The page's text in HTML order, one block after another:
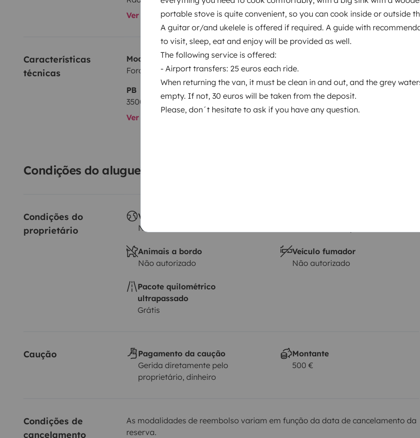
portable stove is quite convenient, so you can cook inside or outside
A guitar or/and ukelele is offered if required. A guide with
to visit, sleep, eat and enjoy will be provided as well.
The following service is offered:
- Airport transfers: 25 euros each ride.
When returning the van, it must be clean in and out, and the grey
empty. If not, 30 euros will be taken from the deposit.
Please, don´t hesitate to ask if you have any question.
Ver todos os equipamentos
Características
técnicas
Modelo
Ford Transit 2,4 l 140 ch
2006
PB
3500 kg
2,57 m
Ver todas as características
Condições do aluguer
Condições do
proprietário
Viagem ao estrangeiro
Não autorizado
Animais a bordo
Não autorizado
Veículo fumador
Não autorizado
Pacote quilométrico
ultrapassado
Grátis
Caução
Pagamento da caução
Gerida diretamente pelo
proprietário, dinheiro
Montante
500 €
Condições de
cancelamento
As modalidades de reembolso variam em função da data de cancelamento da
reserva.